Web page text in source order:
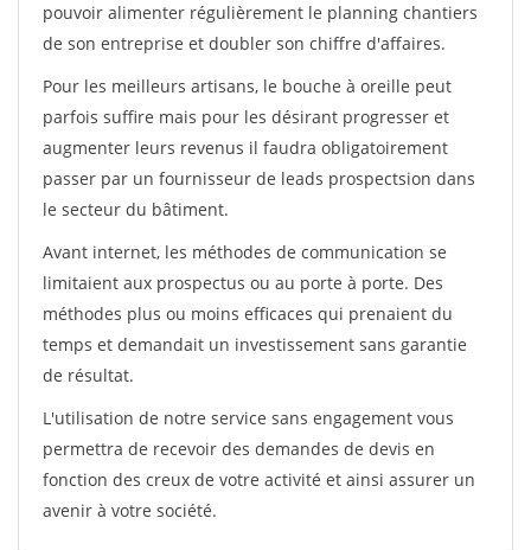
pouvoir alimenter régulièrement le planning chantiers
de son entreprise et doubler son chiffre d'affaires.
Pour les meilleurs artisans, le bouche à oreille peut
parfois suffire mais pour les désirant progresser et
augmenter leurs revenus il faudra obligatoirement
passer par un fournisseur de leads prospectsion dans
le secteur du bâtiment.
Avant internet, les méthodes de communication se
limitaient aux prospectus ou au porte à porte. Des
méthodes plus ou moins efficaces qui prenaient du
temps et demandait un investissement sans garantie
de résultat.
L'utilisation de notre service sans engagement vous
permettra de recevoir des demandes de devis en
fonction des creux de votre activité et ainsi assurer un
avenir à votre société.